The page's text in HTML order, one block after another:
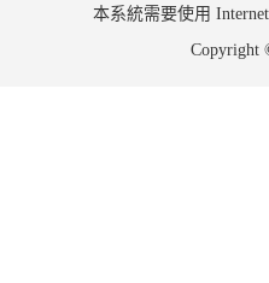
本系統需要使用
Copyright